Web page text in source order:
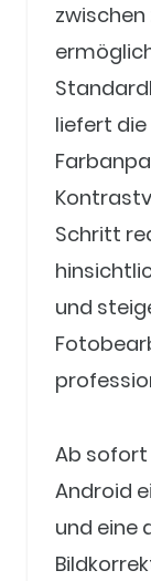
liefert
Schritt
und
Ab
Android
und eine